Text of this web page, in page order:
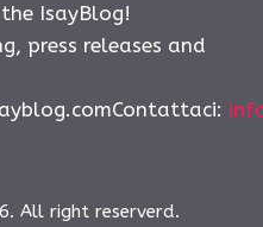
IsayBlog!
press releases and
:
All right reserverd.